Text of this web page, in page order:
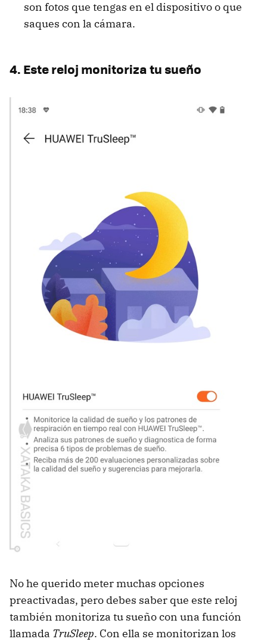
son fotos que tengas en el dispositivo o que
saques con la cámara.
4. Este reloj monitoriza tu sueño
No he querido meter muchas opciones
preactivadas, pero debes saber que este reloj
también monitoriza tu sueño con una función
llamada TruSleep. Con ella se monitorizan los